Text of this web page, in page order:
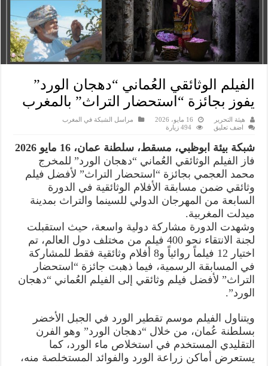
الفيلم الوثائقي العُماني “دهجان الورد”
يفوز بجائزة “استحضار التراث” بالمغرب
هيئة التحرير 16 مايو، 2026
مراسل الشبكة في المغرب
اضف تعليق
494 زيارة
شبكة بيئة ابوظبي، مسقط، سلطنة عمان، 16 مايو 2026
فاز الفيلم الوثائقي العُماني “دهجان الورد” للمخرج
محمد العجمي بجائزة “استحضار التراث” لأفضل فيلم
وثائقي ضمن مسابقة الأفلام الوثائقية في الدورة
السابعة من المهرجان الدولي للسينما والتراث بمدينة
ميدلت المغربية.
وشهدت الدورة مشاركة دولية واسعة، حيث استقبلت
لجنة الانتقاء نحو 400 فيلم من مختلف دول العالم، تم
اختيار 12 فيلماً روائياً و8 أفلام وثائقية فقط للمشاركة
في المسابقة الرسمية، فيما ذهبت جائزة “استحضار
التراث” لأفضل فيلم وثائقي إلى الفيلم العُماني “دهجان
الورد”.
ويتناول الفيلم موسم تقطير الورد في الجبل الأخضر
بسلطنة عُمان، من خلال “دهجان الورد” وهو الفرن
التقليدي المستخدم في استخلاص ماء الورد، كما
يستعرض أماكن زراعة الورد والفوائد المستخلصة منه،